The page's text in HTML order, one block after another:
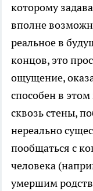
которому
вполне
реальное в
концов, это
ощущение,
способен в
сквозь стены,
нереально
пообщаться с
человека
умершим